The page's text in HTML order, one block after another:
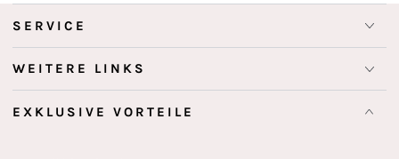
SERVICE
WEITERE LINKS
EXKLUSIVE VORTEILE